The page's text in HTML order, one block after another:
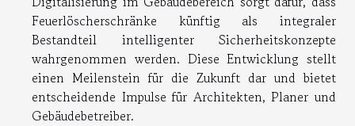
Feuerlöscherschränke künftig als integraler
Bestandteil intelligenter Sicherheitskonzepte
wahrgenommen werden. Diese Entwicklung stellt
einen Meilenstein für die Zukunft dar und bietet
entscheidende Impulse für Architekten, Planer und
Gebäudebetreiber.